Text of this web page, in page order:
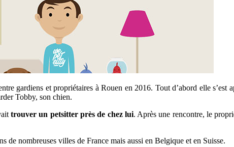
gardiens et propriétaires à Rouen en 2016. Tout d’abord elle s’est
Tobby, son chien.
trouver un petsitter près de chez lui. Après une rencontre, le
de nombreuses villes de France mais aussi en Belgique et en Suisse.